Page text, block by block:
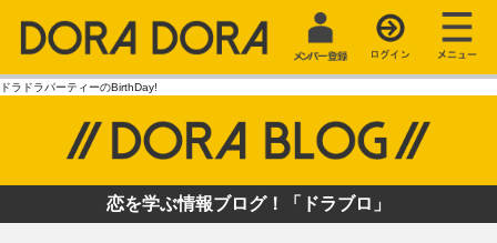
ドラドラパーティーのBirthDay!
恋を学ぶ情報ブログ！「ドラブロ」